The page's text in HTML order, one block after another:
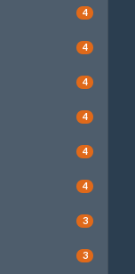
4
4
4
4
4
4
3
3